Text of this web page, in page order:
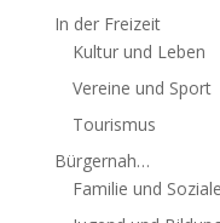
In der Freizeit
Kultur und Leben
Vereine und Sport
Tourismus
Bürgernah…
Familie und